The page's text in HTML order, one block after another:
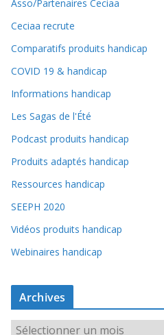
Asso/Partenaires Ceciaa
Ceciaa recrute
Comparatifs produits handicap
COVID 19 & handicap
Informations handicap
Les Sagas de l'Été
Podcast produits handicap
Produits adaptés handicap
Ressources handicap
SEEPH 2020
Vidéos produits handicap
Webinaires handicap
Archives